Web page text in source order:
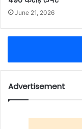
June 21, 2026
Advertisement